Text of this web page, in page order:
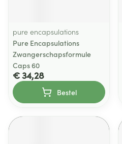
pure encapsulations
Pure Encapsulations
Zwangerschapsformule
Caps 60
€ 34,28
Bestel